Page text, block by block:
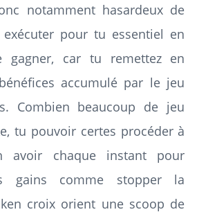
notamment hasardeux de
pour tu essentiel en
gagner, car tu remettez en
accumulé par le jeu
Combien beaucoup de jeu
tu pouvoir certes procéder à
avoir chaque instant pour
gains comme stopper la
croix orient une scoop de